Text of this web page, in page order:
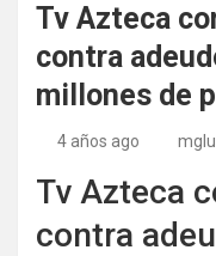
Tv Azteca
contra
millones de
4 años ago
Tv Azteca
contra